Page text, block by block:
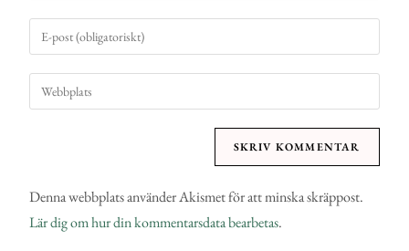
Denna webbplats använder Akismet för att minska skräppost.
Lär dig om hur din kommentarsdata bearbetas.